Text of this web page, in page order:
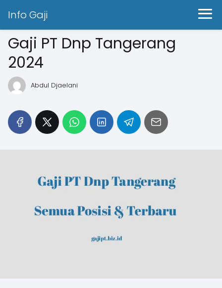
Info Gaji
Gaji PT Dnp Tangerang
2024
Abdul Djaelani